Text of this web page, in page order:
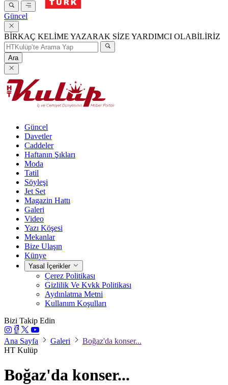
Güncel
BİRKAÇ KELİME YAZARAK SİZE YARDIMCI OLABİLİRİZ
Ara
Güncel
Davetler
Caddeler
Haftanın Şıkları
Moda
Tatil
Söyleşi
Jet Set
Magazin Hattı
Galeri
Video
Yazı Köşesi
Mekanlar
Bize Ulaşın
Künye
Yasal İçerikler
Çerez Politikası
Gizlilik Ve Kvkk Politikası
Aydınlatma Metni
Kullanım Koşulları
Bizi Takip Edin
Ana Sayfa Galeri
Boğaz'da konser...
HT Kulüp
Boğaz'da konser...